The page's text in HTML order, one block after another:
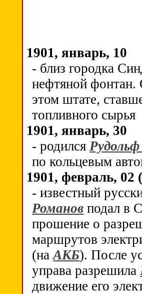
1901, январь, 10
- близ городка
нефтяной фонтан.
этом штате,
топливного сырья
1901, январь, 30
- родился
по кольцевым
1901, февраль, 02
- известный
Романов подал в
прошение о
маршрутов
(наАКБ). После
управа разрешила
движение его